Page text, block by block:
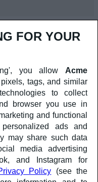
Finanziato
dall'Unione europea
NextGenerationEU
Europea – Next
FOR YOUR
you allow
Acme
tags, and similar
to collect
browser you use in
and functional
ads and
may share such data
media advertising
and Instagram for
Policy
(see the